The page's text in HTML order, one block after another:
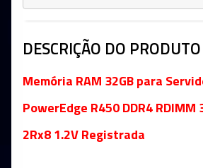
DESCRIÇÃO DO PRODUTO
Memória RAM 32GB para
PowerEdge R450 DDR4 RDIMM
2Rx8 1.2V Registrada